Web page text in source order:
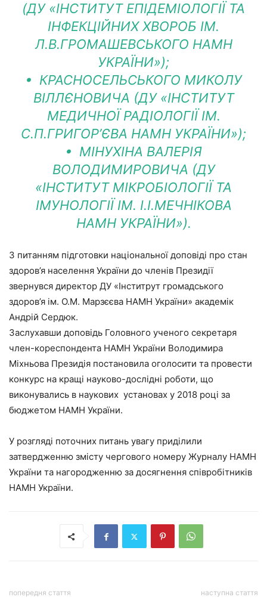
(ДУ «ІНСТИТУТ ЕПІДЕМІОЛОГІЇ ТА
ІНФЕКЦІЙНИХ ХВОРОБ ІМ.
Л.В.ГРОМАШЕВСЬКОГО НАМН
УКРАЇНИ»);
• КРАСНОСЕЛЬСЬКОГО МИКОЛУ
ВІЛЛЄНОВИЧА (ДУ «ІНСТИТУТ
МЕДИЧНОЇ РАДІОЛОГІЇ ІМ.
С.П.ГРИГОР’ЄВА НАМН УКРАЇНИ»);
• МІНУХІНА ВАЛЕРІЯ
ВОЛОДИМИРОВИЧА (ДУ
«ІНСТИТУТ МІКРОБІОЛОГІЇ ТА
ІМУНОЛОГІЇ ІМ. І.І.МЕЧНІКОВА
НАМН УКРАЇНИ»).
З питанням підготовки національної доповіді про стан
здоров’я населення України до членів Президії
звернувся директор ДУ «Інститрут громадського
здоров’я ім. О.М. Марзєєва НАМН України» академік
Андрій Сердюк.
Заслухавши доповідь Головного ученого секретаря
член-кореспондента НАМН України Володимира
Міхньова Президія постановила оголосити та провести
конкурс на кращі науково-дослідні роботи, що
виконувались в наукових установах у 2018 році за
бюджетом НАМН України.
У розгляді поточних питань увагу приділили
затвердженню змісту чергового номеру Журналу НАМН
України та нагородженню за досягнення співробітників
НАМН України.
попередня стаття наступна стаття